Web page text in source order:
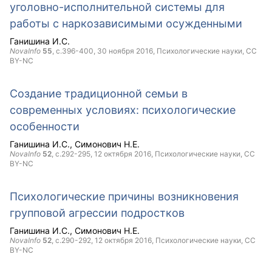
уголовно-исполнительной системы для
работы с наркозависимыми осужденными
Ганишина И.С.
NovaInfo 55, с.396-400, 30 ноября 2016, Психологические науки, CC
BY-NC
Создание традиционной семьи в
современных условиях: психологические
особенности
Ганишина И.С. Симонович Н.Е.
NovaInfo 52, с.292-295, 12 октября 2016, Психологические науки, CC
BY-NC
Психологические причины возникновения
групповой агрессии подростков
Ганишина И.С. Симонович Н.Е.
NovaInfo 52, с.290-292, 12 октября 2016, Психологические науки, CC
BY-NC